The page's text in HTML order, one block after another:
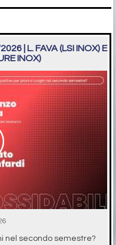
| L. FAVA (LSI INOX) E
INOX)
nel secondo semestre?